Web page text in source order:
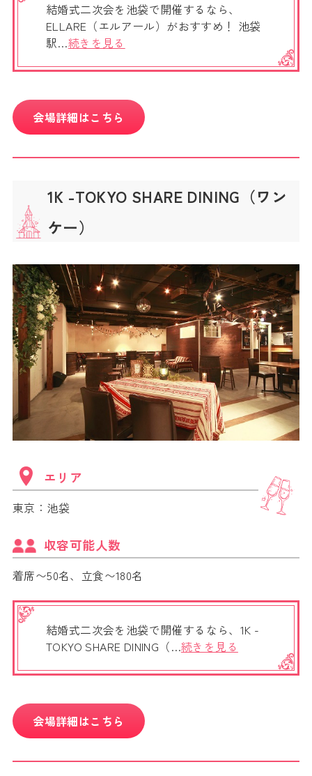
結婚式二次会を池袋で開催するなら、
ELLARE（エルアール）がおすすめ！ 池袋
駅…続きを見る
会場詳細はこちら
1K -TOKYO SHARE DINING（ワン
ケー）
エリア
東京：池袋
収容可能人数
着席〜50名、立食〜180名
結婚式二次会を池袋で開催するなら、1K -
TOKYO SHARE DINING（…続きを見る
会場詳細はこちら